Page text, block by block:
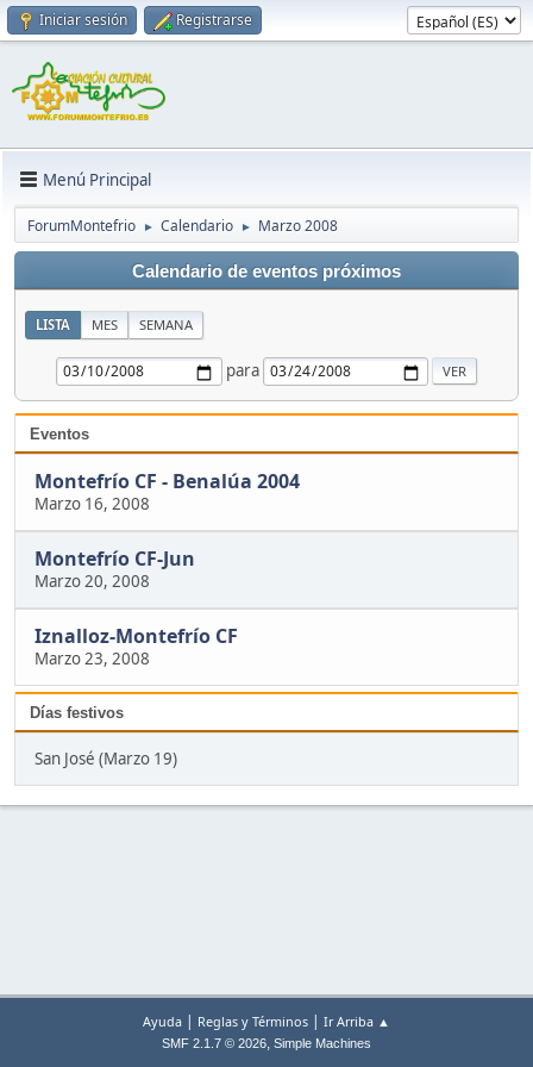
Iniciar sesión Registrarse
Menú Principal
ForumMontefrio ► Calendario ► Marzo 2008
Calendario de eventos próximos
LISTA MES SEMANA
para
Eventos
Montefrío CF - Benalúa 2004
Marzo 16, 2008
Montefrío CF-Jun
Marzo 20, 2008
Iznalloz-Montefrío CF
Marzo 23, 2008
Días festivos
San José (Marzo 19)
Ayuda | Reglas y Términos | Ir Arriba ▲
SMF 2.1.7 © 2026, Simple Machines